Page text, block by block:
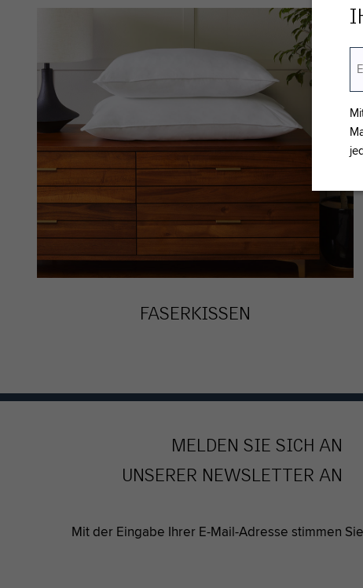
FASERKISSEN
MELDEN SIE SICH AN
UNSERER NEWSLETTER AN
Mit der Eingabe Ihrer E-Mail-Adresse stimmen